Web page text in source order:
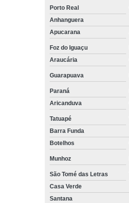
Porto Real
Anhanguera
Apucarana
Foz do Iguaçu
Araucária
Guarapuava
Paraná
Aricanduva
Tatuapé
Barra Funda
Botelhos
Munhoz
São Tomé das Letras
Casa Verde
Santana